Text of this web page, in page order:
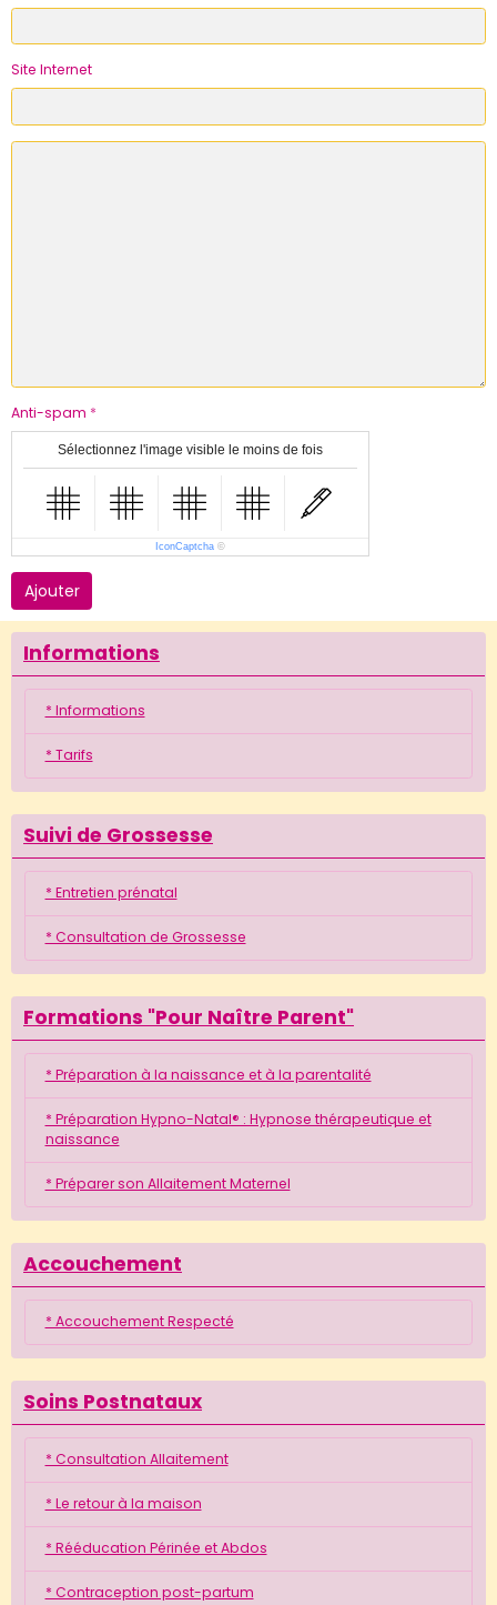
Site Internet
Anti-spam
Sélectionnez l'image visible le moins de fois
IconCaptcha ©
Ajouter
Informations
* Informations
* Tarifs
Suivi de Grossesse
* Entretien prénatal
* Consultation de Grossesse
Formations "Pour Naître Parent"
* Préparation à la naissance et à la parentalité
* Préparation Hypno-Natal® : Hypnose thérapeutique et
naissance
* Préparer son Allaitement Maternel
Accouchement
* Accouchement Respecté
Soins Postnataux
* Consultation Allaitement
* Le retour à la maison
* Rééducation Périnée et Abdos
* Contraception post-partum